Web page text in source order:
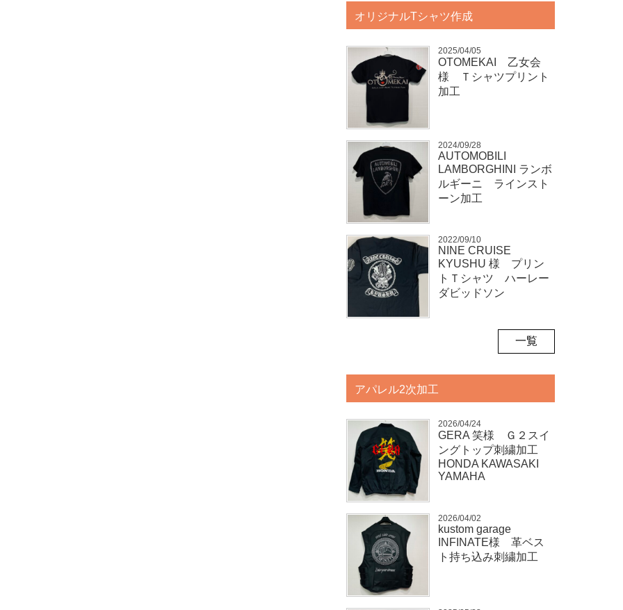
オリジナルTシャツ作成
2025/04/05
OTOMEKAI 乙女会
様 Ｔシャツプリント
加工
2024/09/28
AUTOMOBILI
LAMBORGHINI ランボ
ルギーニ ラインスト
ーン加工
2022/09/10
NINE CRUISE
KYUSHU 様 プリン
トＴシャツ ハーレー
ダビッドソン
一覧
アパレル2次加工
2026/04/24
GERA 笑様 Ｇ２スイ
ングトップ刺繍加工
HONDA KAWASAKI
YAMAHA
2026/04/02
kustom garage
INFINATE様 革ベス
ト持ち込み刺繍加工